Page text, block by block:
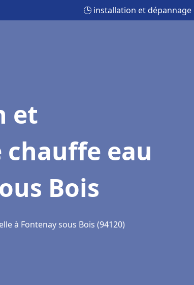
🕒 installation et
et
eau
Bois
à Fontenay sous Bois (94120)